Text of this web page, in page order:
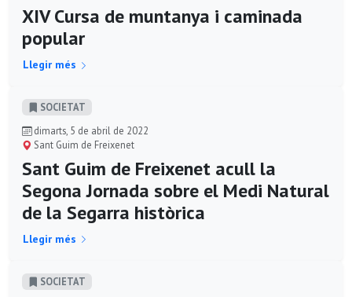
XIV Cursa de muntanya i caminada
popular
Llegir més
SOCIETAT
dimarts, 5 de abril de 2022
Sant Guim de Freixenet
Sant Guim de Freixenet acull la
Segona Jornada sobre el Medi Natural
de la Segarra històrica
Llegir més
SOCIETAT